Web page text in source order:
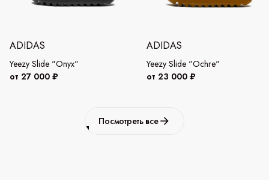
ADIDAS
Yeezy Slide "Onyx"
от 27 000 ₽
ADIDAS
Yeezy Slide "Ochre"
от 23 000 ₽
Посмотреть все